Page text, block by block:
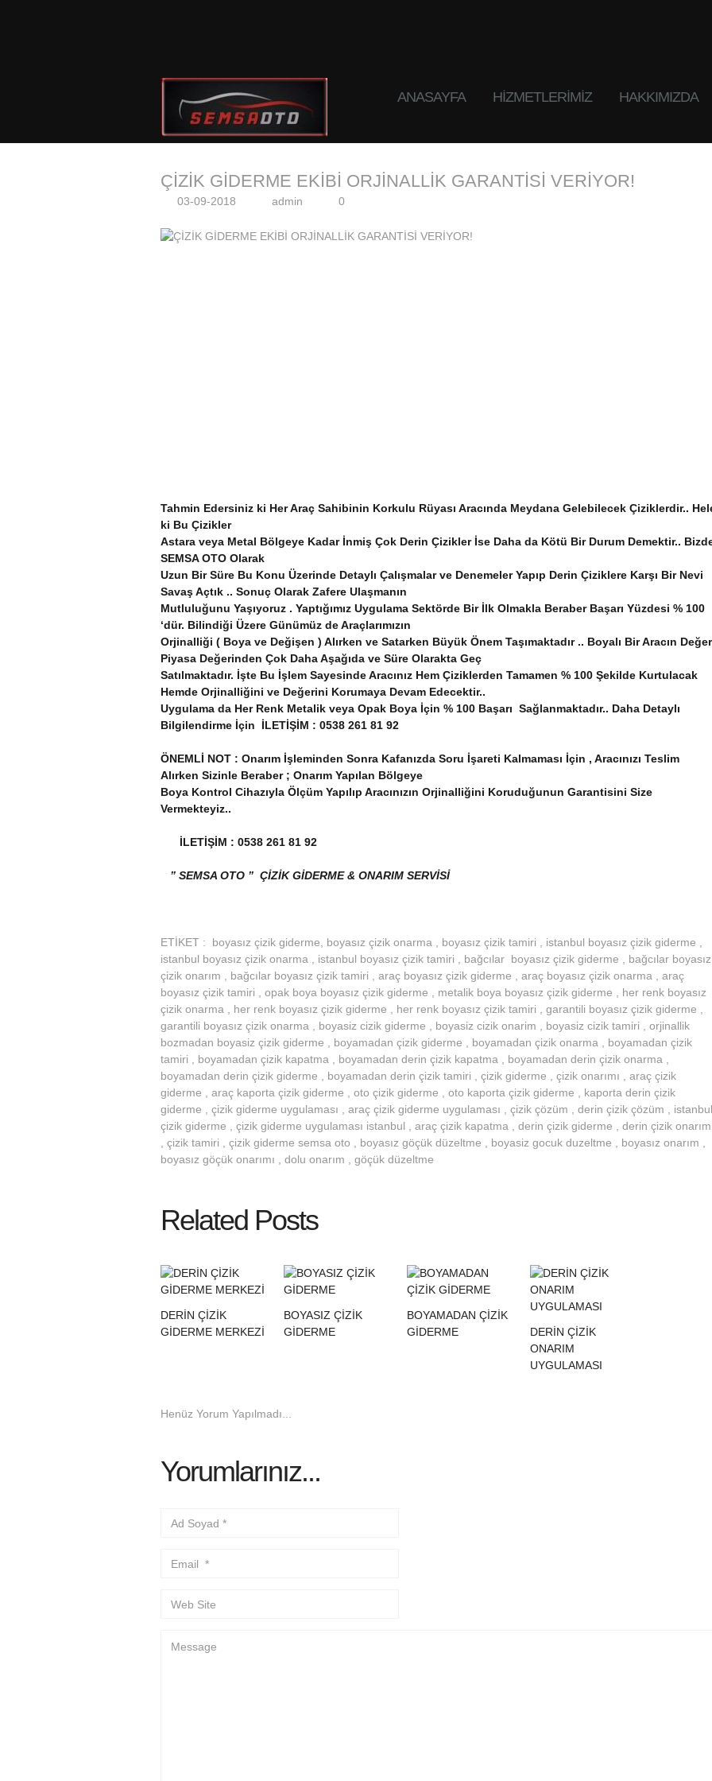
ANASAYFA HIZMETLERIMIZ HAKKIMIZDA
ÇİZİK GİDERME EKİBİ ORJİNALLİK GARANTİSİ VERİYOR!
03-09-2018 admin 0
Tahmin Edersiniz ki Her Araç Sahibinin Korkulu Rüyası Aracında Meydana Gelebilecek Çiziklerdir..
ki Bu Çizikler
Astara veya Metal Bölgeye Kadar İnmiş Çok Derin Çizikler İse Daha da Kötü Bir Durum Demektir..
SEMSA OTO Olarak
Uzun Bir Süre Bu Konu Üzerinde Detaylı Çalışmalar ve Denemeler Yapıp Derin Çiziklere Karşı Bir Nevi
Savaş Açtık .. Sonuç Olarak Zafere Ulaşmanın
Mutluluğunu Yaşıyoruz . Yaptığımız Uygulama Sektörde Bir İlk Olmakla Beraber Başarı Yüzdesi % 100
‘dür. Bilindiği Üzere Günümüz de Araçlarımızın
Orjinalliği ( Boya ve Değişen ) Alırken ve Satarken Büyük Önem Taşımaktadır .. Boyalı Bir Aracın
Piyasa Değerinden Çok Daha Aşağıda ve Süre Olarakta Geç
Satılmaktadır. İşte Bu İşlem Sayesinde Aracınız Hem Çiziklerden Tamamen % 100 Şekilde Kurtulacak
Hemde Orjinalliğini ve Değerini Korumaya Devam Edecektir..
Uygulama da Her Renk Metalik veya Opak Boya İçin % 100 Başarı Sağlanmaktadır.. Daha Detaylı
Bilgilendirme İçin İLETİŞİM : 0538 261 81 92
ÖNEMLİ NOT : Onarım İşleminden Sonra Kafanızda Soru İşareti Kalmaması İçin , Aracınızı Teslim
Alırken Sizinle Beraber ; Onarım Yapılan Bölgeye
Boya Kontrol Cihazıyla Ölçüm Yapılıp Aracınızın Orjinalliğini Koruduğunun Garantisini Size
Vermekteyiz..
İLETİŞİM : 0538 261 81 92
” SEMSA OTO ” ÇİZİK GİDERME & ONARIM SERVİSİ
ETİKET : boyasız çizik giderme, boyasız çizik onarma , boyasız çizik tamiri , istanbul boyasız çizik giderme ,
istanbul boyasız çizik onarma , istanbul boyasız çizik tamiri , bağcılar boyasız çizik giderme , bağcılar boyasız
çizik onarım , bağcılar boyasız çizik tamiri , araç boyasız çizik giderme , araç boyasız çizik onarma , araç
boyasız çizik tamiri , opak boya boyasız çizik giderme , metalik boya boyasız çizik giderme , her renk boyasız
çizik onarma , her renk boyasız çizik giderme , her renk boyasız çizik tamiri , garantili boyasız çizik giderme ,
garantili boyasız çizik onarma , boyasiz cizik giderme , boyasiz cizik onarim , boyasiz cizik tamiri , orjinallik
bozmadan boyasiz çizik giderme , boyamadan çizik giderme , boyamadan çizik onarma , boyamadan çizik
tamiri , boyamadan çizik kapatma , boyamadan derin çizik kapatma , boyamadan derin çizik onarma ,
boyamadan derin çizik giderme , boyamadan derin çizik tamiri , çizik giderme , çizik onarımı , araç çizik
giderme , araç kaporta çizik giderme , oto çizik giderme , oto kaporta çizik giderme , kaporta derin çizik
giderme , çizik giderme uygulaması , araç çizik giderme uygulaması , çizik çözüm , derin çizik çözüm , istanbul
çizik giderme , çizik giderme uygulaması istanbul , araç çizik kapatma , derin çizik giderme , derin çizik
, çizik tamiri , çizik giderme semsa oto , boyasız göçük düzeltme , boyasiz gocuk duzeltme , boyasız onarım ,
boyasız göçük onarımı , dolu onarım , göçük düzeltme
Related Posts
DERİN ÇİZİK
GİDERME MERKEZİ
BOYASIZ ÇİZİK
GİDERME
BOYAMADAN ÇİZİK
GİDERME
DERIN ÇIZIK
ONARIM
UYGULAMASI
Henüz Yorum Yapılmadı...
Yorumlarınız...